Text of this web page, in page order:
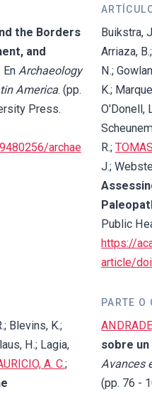
the Borders
and
. En Archaeology
America. (pp.
Press.
archae
Buikstra,
Arriaza,
N.;
K.;
O'Donell,
R.;
J.;
Public
https://
article/
Blevins, K.;
H.; Lagia,
A. C.;
PARTE O
sobre
Avances
(pp. 76 -